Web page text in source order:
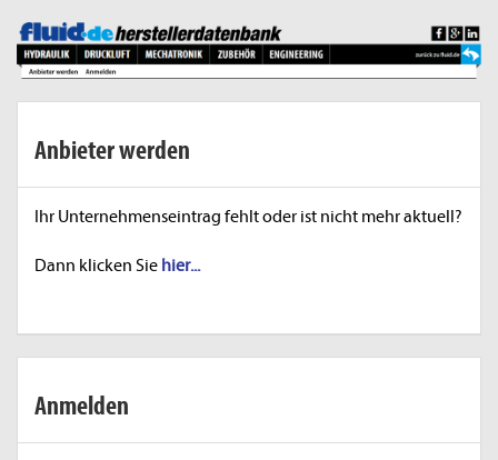
Anbieter werden
Ihr Unternehmenseintrag fehlt oder ist nicht mehr aktuell?
Dann klicken Sie hier...
Anmelden